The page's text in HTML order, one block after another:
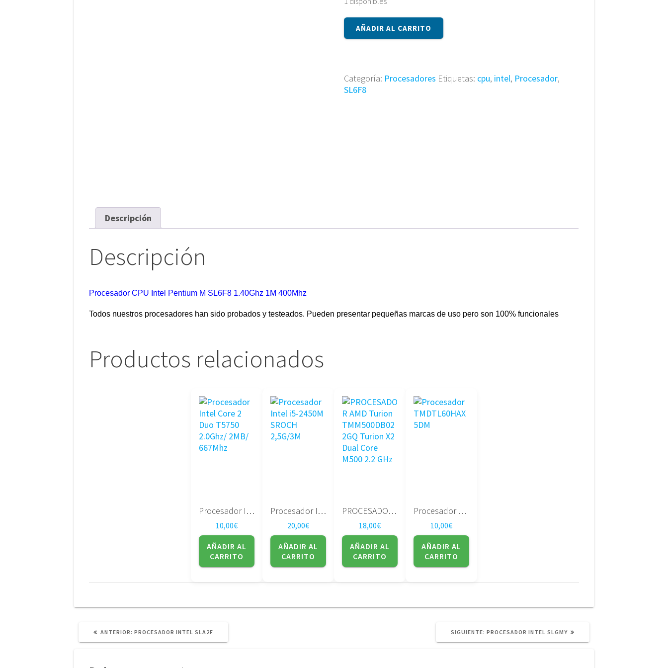
Procesador
Intel
AÑADIR AL CARRITO
Categoría: Procesadores Etiquetas: cpu, intel, Procesador,
SL6F8
Descripción
Descripción
Procesador CPU Intel Pentium M SL6F8 1.40Ghz 1M 400Mhz
Todos nuestros procesadores han sido probados y testeados. Pueden presentar pequeñas marcas de uso pero son 100% funcionales
Productos relacionados
Procesador Intel Core 2 Duo T5750 2.0Ghz/ 2MB/ 667Mhz
10,00€
AÑADIR AL
CARRITO
Procesador Intel i5-2450M SROCH 2,5G/3M
20,00€
AÑADIR AL
CARRITO
PROCESADOR AMD Turion TMM500DB022GQ Turion X2 Dual Core M500 2.2 GHz
18,00€
AÑADIR AL
CARRITO
Procesador Amd TMDTL60HAX5DM
10,00€
AÑADIR AL
CARRITO
ANTERIOR: POST
PROCESADOR INTEL SLA2F SIGUIENTE: SIGUIENTE
PROCESADOR INTEL SLGMY